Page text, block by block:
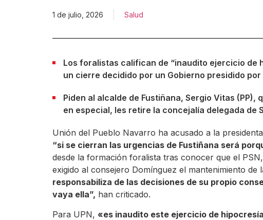
1 de julio, 2026 Salud
Los foralistas califican de “inaudito ejercicio de
un cierre decidido por un Gobierno presidido
Piden al alcalde de Fustiñana, Sergio Vitas (PP),
en especial, les retire la concejalía delegada de
Unión del Pueblo Navarro ha acusado a la
“si se cierran las urgencias de Fustiñana será
desde la formación foralista tras conocer que el
exigido al consejero Domínguez el mantenimiento de
responsabiliza de las decisiones de su propio
vaya ella”, han criticado.
Para UPN, «es inaudito este ejercicio de